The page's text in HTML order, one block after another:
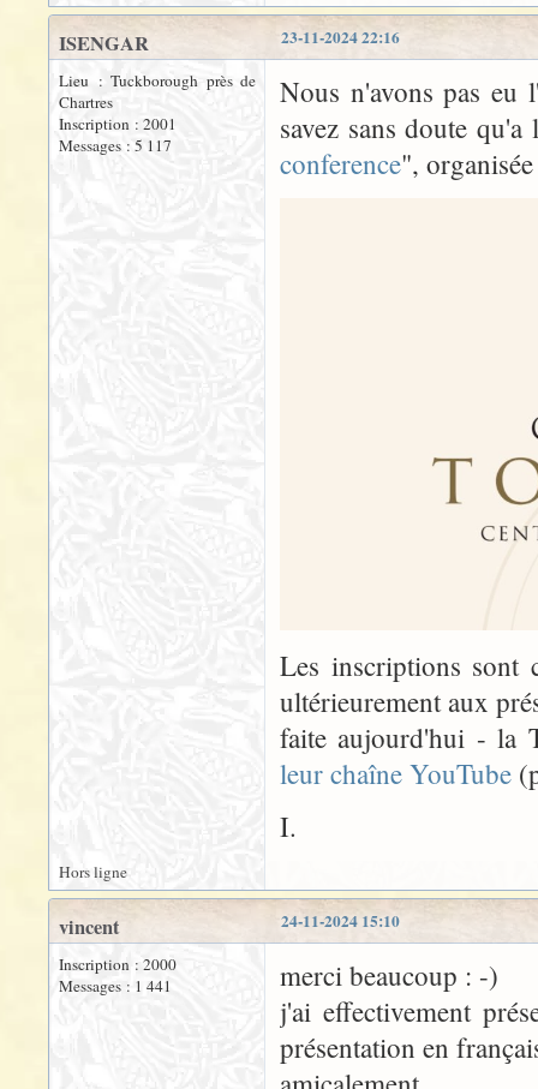
23-11-2024 22:16
ISENGAR
Lieu : Tuckborough près de
Chartres
Inscription : 2001
Messages : 5 117
Nous n'avons pas eu
savez sans doute
conference",
Les inscriptions sont
ultérieurement aux
faite aujourd'hui - la
leur chaîne YouTube
I.
Hors ligne
24-11-2024 15:10
vincent
Inscription : 2000
Messages : 1 441
merci beaucoup : -)
j'ai effectivement
présentation en